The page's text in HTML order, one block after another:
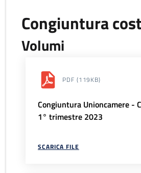
Congiuntura
Volumi
PDF (119KB)
Congiuntura Unioncamere -
1° trimestre 2023
SCARICA FILE